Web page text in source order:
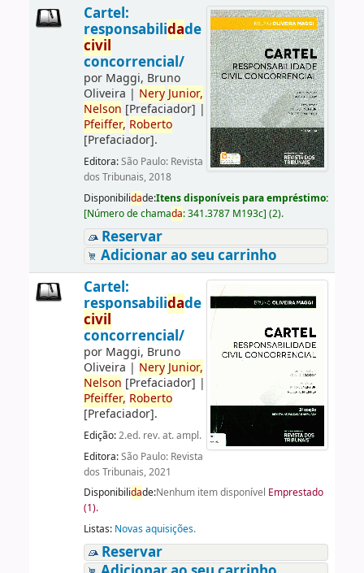
Cartel:
responsabilidade
civil
concorrencial/
por Maggi, Bruno
Oliveira | Nery Junior,
Nelson [Prefaciador] |
Pfeiffer, Roberto
[Prefaciador].
Editora:São Paulo: Revista
dos Tribunais, 2018
Disponibilidade:Itens disponíveis para empréstimo:
[Número de chamada:341.3787 M193c] (2).
Reservar
Adicionar ao seu carrinho
Cartel:
responsabilidade
civil
concorrencial/
por Maggi, Bruno
Oliveira | Nery Junior,
Nelson [Prefaciador] |
Pfeiffer, Roberto
[Prefaciador].
Edição:2.ed. rev. at. ampl.
Editora:São Paulo: Revista
dos Tribunais, 2021
Disponibilidade:Nenhum item disponível Emprestado
(1).
Listas: Novas aquisições.
Reservar